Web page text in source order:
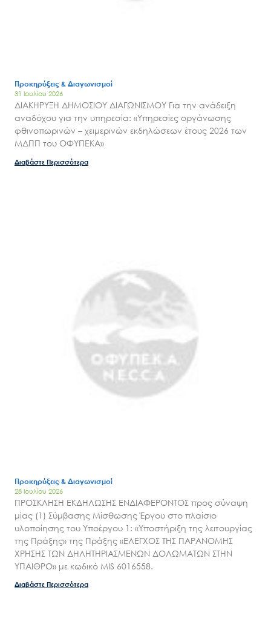
Ο.ΦΥ.ΠΕ.Κ.Α.
Άξονες δράσης
Μ.Δ.Π.Π.
Έργα
Εισιτήρια
Επικοινωνία
Προκηρύξεις & Διαγωνισμοί
31 Ιουλίου 2026
ΔΙΑΚΗΡΥΞΗ ΔΗΜΟΣΙΟΥ ΔΙΑΓΩΝΙΣΜΟΥ Για την ανάδειξη
αναδόχου για την υπηρεσία: «Υπηρεσίες οργάνωσης
φθινοπωρινών – χειμερινών εκδηλώσεων έτους 2026 των
ΜΔΠΠ του ΟΦΥΠΕΚΑ»
Διαβάστε Περισσότερα
Προκηρύξεις & Διαγωνισμοί
28 Ιουλίου 2026
ΠΡΟΣΚΛΗΣΗ ΕΚΔΗΛΩΣΗΣ ΕΝΔΙΑΦΕΡΟΝΤΟΣ προς σύναψη
μίας (1) Σύμβασης Μίσθωσης Έργου στο πλαίσιο
υλοποίησης του Υποέργου 1: «Υποστήριξη της λειτουργίας
της Πράξης» της Πράξης «ΕΛΕΓΧΟΣ ΤΗΣ ΠΑΡΑΝΟΜΗΣ
ΧΡΗΣΗΣ ΤΩΝ ΔΗΛΗΤΗΡΙΑΣΜΕΝΩΝ ΔΟΛΩΜΑΤΩΝ ΣΤΗΝ
ΥΠΑΙΘΡΟ» με κωδικό MIS 6016558.
Διαβάστε Περισσότερα